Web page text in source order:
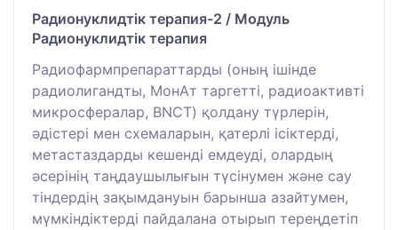
Радионуклидтік терапия-2 / Модуль
Радионуклидтік терапия
Радиофармпрепараттарды (оның ішінде
радиолигандты, МонАт таргетті, радиоактивті
микросфералар, BNCT) қолдану түрлерін,
әдістері мен схемаларын, қатерлі ісіктерді,
метастаздарды кешенді емдеуді, олардың
әсерінің таңдаушылығын түсінумен және сау
тіндердің зақымдануын барынша азайтумен,
мүмкіндіктерді пайдалана отырып тереңдетіп